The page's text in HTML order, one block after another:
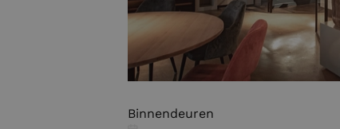
Binnendeuren